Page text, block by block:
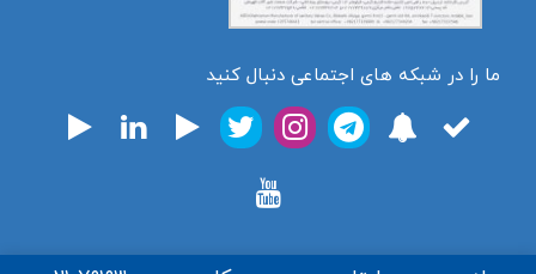
ما را در شبکه های اجتماعی دنبال کنید